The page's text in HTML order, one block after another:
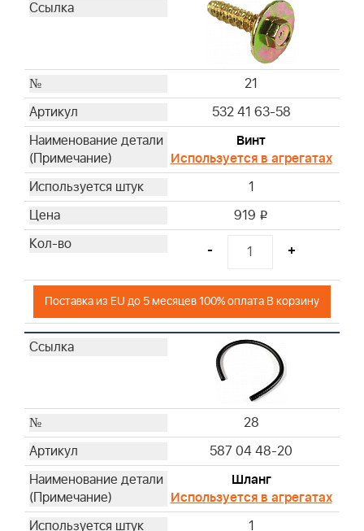
21
532 41 63-58
Винт
Используется в агрегатах
1
919 i
- +
Поставка из EU до 5 месяцев 100% оплата В корзину
28
587 04 48-20
Шланг
Используется в агрегатах
1